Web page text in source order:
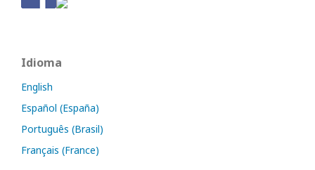
Idioma
English
Español (España)
Português (Brasil)
Français (France)